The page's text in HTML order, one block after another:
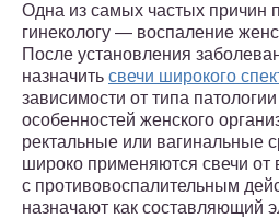
Одна из самых частых причин
гинекологу — воспаление
После установления
назначить свечи широкого
зависимости от типа
особенностей женского
ректальные или вагинальные
широко применяются свечи от
с противовоспалительным
назначают как составляющий